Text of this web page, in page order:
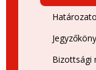
Bizottsági